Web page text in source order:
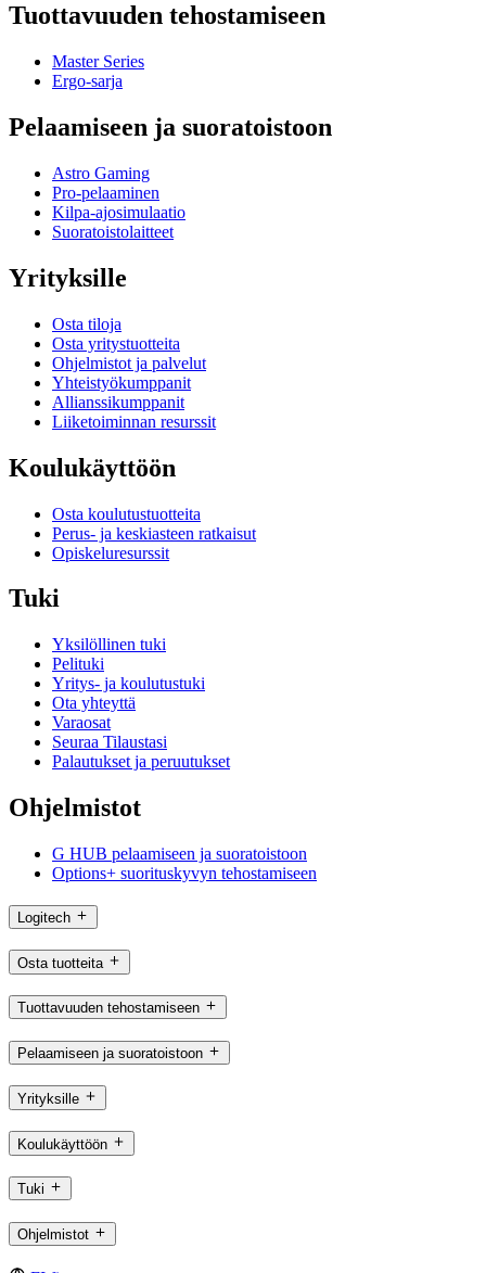
Tuottavuuden tehostamiseen
Master Series
Ergo-sarja
Pelaamiseen ja suoratoistoon
Astro Gaming
Pro-pelaaminen
Kilpa-ajosimulaatio
Suoratoistolaitteet
Yrityksille
Osta tiloja
Osta yritystuotteita
Ohjelmistot ja palvelut
Yhteistyökumppanit
Allianssikumppanit
Liiketoiminnan resurssit
Koulukäyttöön
Osta koulutustuotteita
Perus- ja keskiasteen ratkaisut
Opiskeluresurssit
Tuki
Yksilöllinen tuki
Pelituki
Yritys- ja koulutustuki
Ota yhteyttä
Varaosat
Seuraa Tilaustasi
Palautukset ja peruutukset
Ohjelmistot
G HUB pelaamiseen ja suoratoistoon
Options+ suorituskyvyn tehostamiseen
Logitech
Osta tuotteita
Tuottavuuden tehostamiseen
Pelaamiseen ja suoratoistoon
Yrityksille
Koulukäyttöön
Tuki
Ohjelmistot